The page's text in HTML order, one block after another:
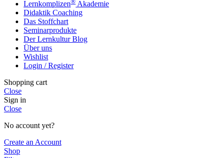
Lernkomplizen
Akademie
Didaktik Coaching
Das Stoffchart
Seminarprodukte
Der Lernkultur Blog
Über uns
Wishlist
Login / Register
Shopping cart
Close
Sign in
Close
No account yet?
Create an Account
Shop